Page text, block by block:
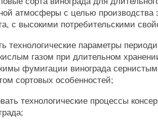
атмосферы с целью производства
с высокими потребительскими
технологические параметры
газом при длительном
фумигации винограда
сортовых особенностей;
технологические процессы